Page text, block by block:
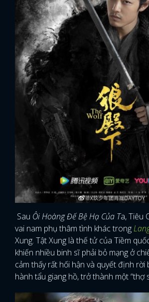
Sau Ôi Hoàng Đế Bệ Hạ Của Ta, Tiêu
vai nam phụ thâm tình khác trong
Xung. Tật Xung là thế tử của Tiềm
khiến nhiều binh sĩ phải bỏ mạng ở
cảm thấy rất hối hận và quyết định
hành tẩu giang hồ, trở thành một “thợ